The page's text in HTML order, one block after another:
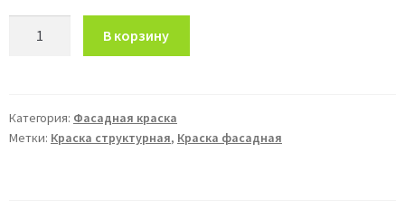
Texturit
база
В корзину
Категория: Фасадная краска
Метки: Краска структурная, Краска фасадная